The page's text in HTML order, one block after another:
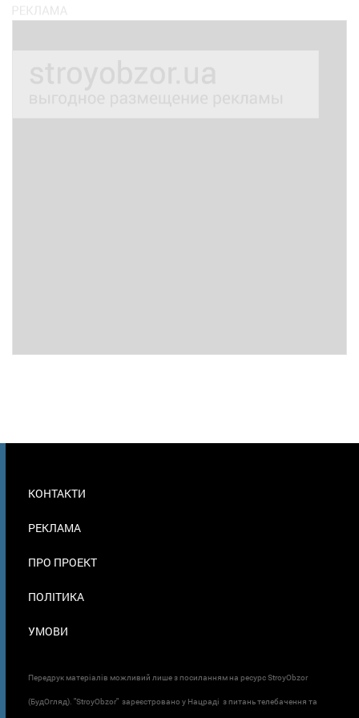
В
КОНТАКТИ
РЕКЛАМА
ПРО ПРОЕКТ
ПОЛІТИКА
УМОВИ
Передрук матеріалів можливий лише з посиланням на ресурс StroyObzor
(БудОгляд). "StroyObzor" зареєстровано у Нацраді з питань телебачення та